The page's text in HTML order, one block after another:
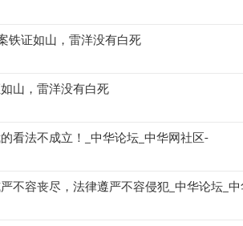
铁证如山，雷洋没有白死
山，雷洋没有白死
看法不成立！_中华论坛_中华网社区-
不容丧尽，法律遵严不容侵犯_中华论坛_